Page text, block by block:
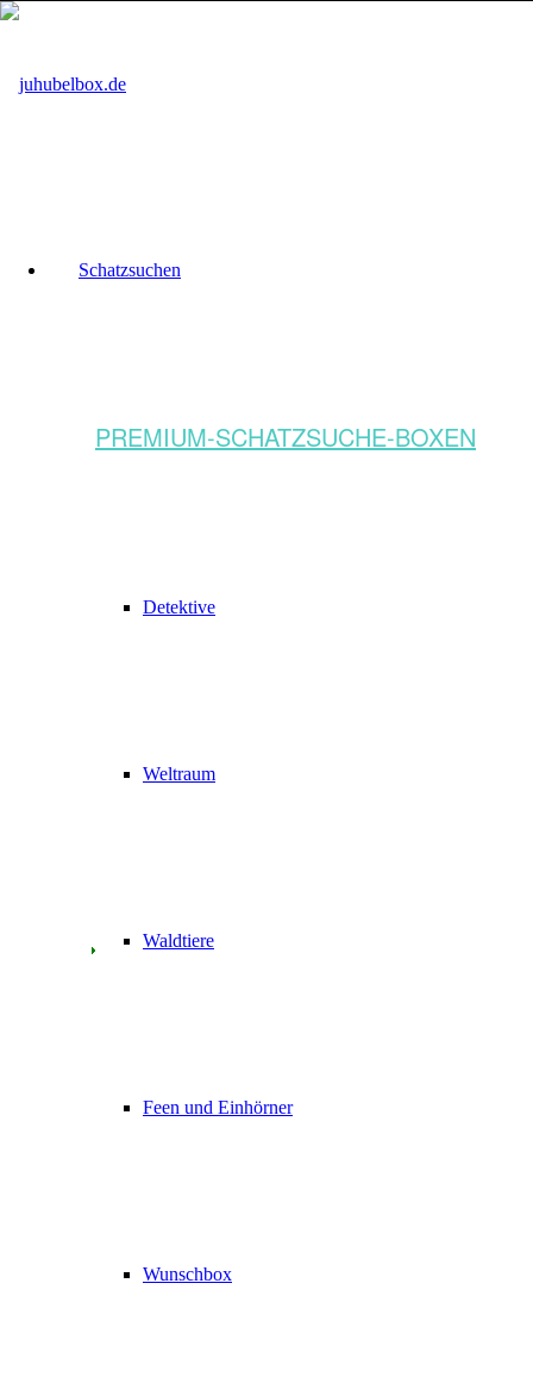
Schatzsuchen
PREMIUM-SCHATZSUCHE-BOXEN
Detektive
Weltraum
Waldtiere
Feen und Einhörner
Wunschbox